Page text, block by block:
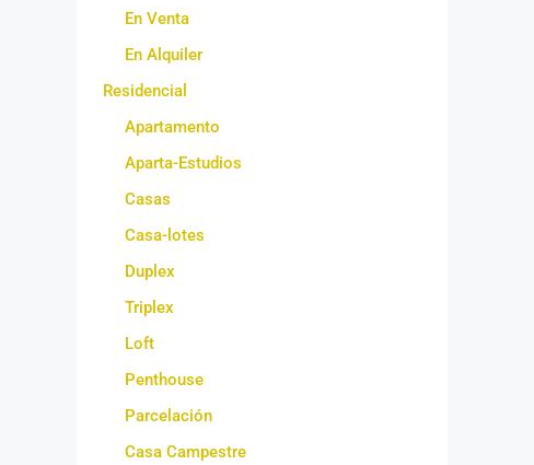
En Venta
En Alquiler
Residencial
Apartamento
Aparta-Estudios
Casas
Casa-lotes
Duplex
Triplex
Loft
Penthouse
Parcelación
Casa Campestre